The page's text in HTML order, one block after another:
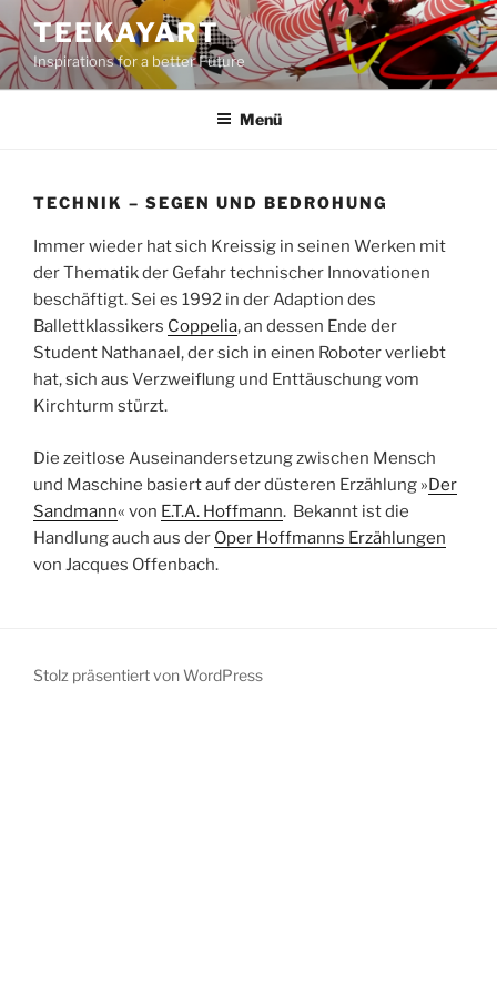
Zum
Inhalt
springen
TEEKAYART
Inspirations for a better Future
Menü
TECHNIK – SEGEN UND BEDROHUNG
Immer wieder hat sich Kreissig in seinen Werken mit
der Thematik der Gefahr technischer Innovationen
beschäftigt. Sei es 1992 in der Adaption des
Ballettklassikers Coppelia, an dessen Ende der
Student Nathanael, der sich in einen Roboter verliebt
hat, sich aus Verzweiflung und Enttäuschung vom
Kirchturm stürzt.
Die zeitlose Auseinandersetzung zwischen Mensch
und Maschine basiert auf der düsteren Erzählung »Der
Sandmann« von E.T.A. Hoffmann. Bekannt ist die
Handlung auch aus der Oper Hoffmanns Erzählungen
von Jacques Offenbach.
Stolz präsentiert von WordPress